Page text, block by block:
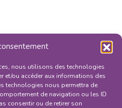
nous utilisons des technologies
et/ou accéder aux informations des
technologies nous permettra de
de navigation ou les ID
consentir ou de retirer son
France